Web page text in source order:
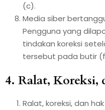
(c).
Media siber
Pengguna yang
tindakan koreksi
tersebut pada butir
4. Ralat, Koreksi,
Ralat, koreksi, dan